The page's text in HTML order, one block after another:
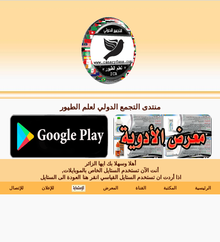
منتدى التجمع الدولي لعلم الطيور
أهلا وسهلا بك ايها الزائر
أنت الآن تستخدم الستايل الخاص بالموبايلات,
اذا أردت ان تستخدم الستايل القياسي انقر هنا العودة الى الستايل
الرئيسية المكتبة القناة المعرض للإعلان للإتصال